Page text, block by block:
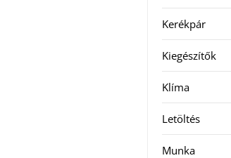
Kerékpár
Kiegészítők
Klíma
Letöltés
Munka